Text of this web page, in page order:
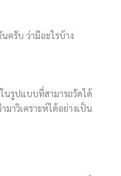
ครับ ว่ามีอะไรบ้าง
นรูปแบบที่สามารถวัดได้
มาวิเคราะห์ได้อย่างเป็น